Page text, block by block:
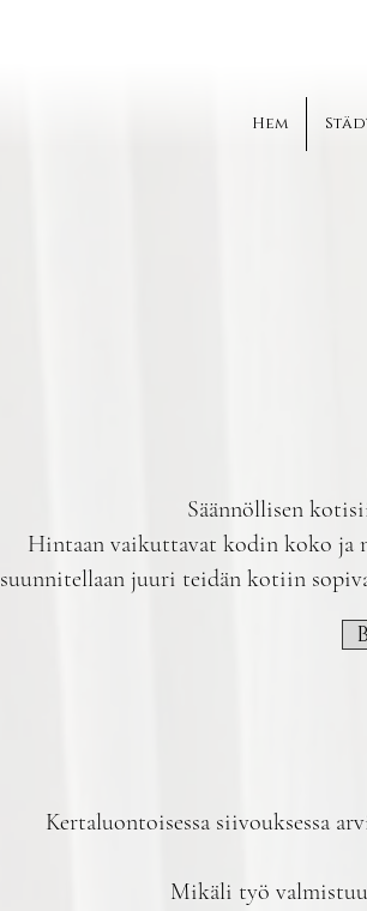
Hem
Säännöllisen
Hintaan vaikuttavat kodin koko ja
suunnitellaan juuri teidän kotiin
Kertaluontoisessa siivouksessa
Mikäli työ